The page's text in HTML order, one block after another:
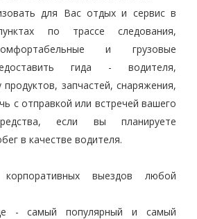
для Вас отдых и сервис в
по трассе следования,
и грузовые
гида - водителя,
продуктов, запчастей, снаряжения,
с отправкой или встречей вашего
если вы планируете
в качестве водителя.
выездов любой
- самый популярный и самый